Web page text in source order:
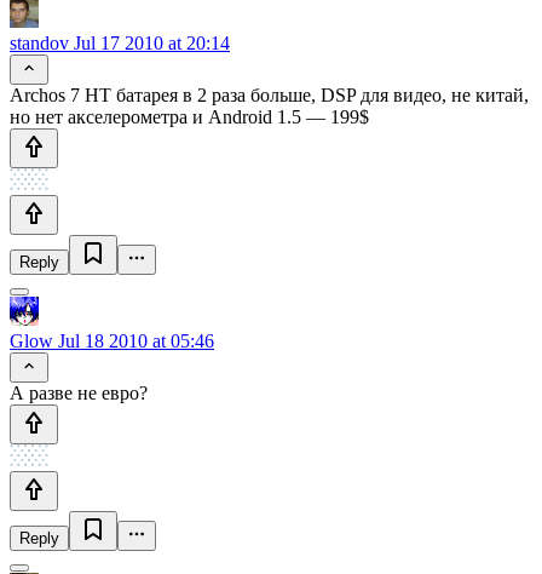
standov Jul 17 2010 at 20:14
Archos 7 HT батарея в 2 раза больше, DSP для видео, не китай,
но нет акселерометра и Android 1.5 — 199$
Reply
Glow Jul 18 2010 at 05:46
А разве не евро?
Reply